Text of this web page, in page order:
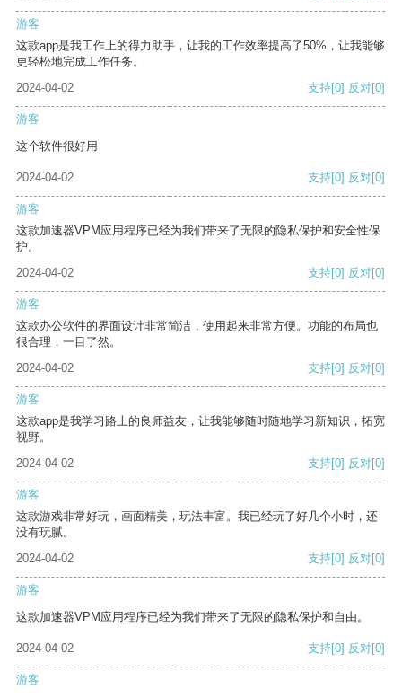
游客
这款app是我工作上的得力助手，让我的工作效率提高了50%，让我能够
更轻松地完成工作任务。
2024-04-02
支持[0] 反对[0]
游客
这个软件很好用
2024-04-02 支持[0] 反对[0]
游客
这款加速器VPM应用程序已经为我们带来了无限的隐私保护和安全性保
护。
2024-04-02
支持[0] 反对[0]
游客
这款办公软件的界面设计非常简洁，使用起来非常方便。功能的布局也
很合理，一目了然。
2024-04-02
支持[0] 反对[0]
游客
这款app是我学习路上的良师益友，让我能够随时随地学习新知识，拓宽
视野。
2024-04-02
支持[0] 反对[0]
游客
这款游戏非常好玩，画面精美，玩法丰富。我已经玩了好几个小时，还
没有玩腻。
2024-04-02
支持[0] 反对[0]
游客
这款加速器VPM应用程序已经为我们带来了无限的隐私保护和自由。
2024-04-02 支持[0] 反对[0]
游客